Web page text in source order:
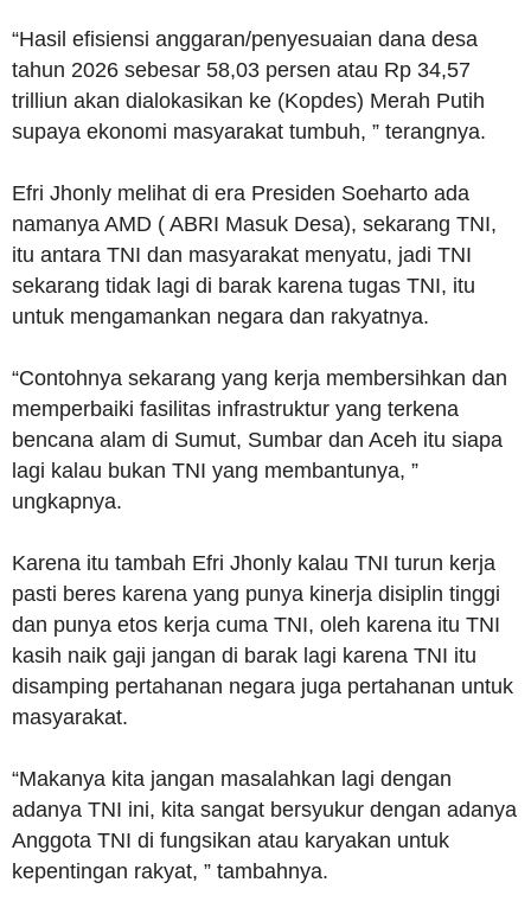
“Hasil efisiensi anggaran/penyesuaian dana desa
tahun 2026 sebesar 58,03 persen atau Rp 34,57
trilliun akan dialokasikan ke (Kopdes) Merah Putih
supaya ekonomi masyarakat tumbuh, ” terangnya.
Efri Jhonly melihat di era Presiden Soeharto ada
namanya AMD ( ABRI Masuk Desa), sekarang TNI,
itu antara TNI dan masyarakat menyatu, jadi TNI
sekarang tidak lagi di barak karena tugas TNI, itu
untuk mengamankan negara dan rakyatnya.
“Contohnya sekarang yang kerja membersihkan dan
memperbaiki fasilitas infrastruktur yang terkena
bencana alam di Sumut, Sumbar dan Aceh itu siapa
lagi kalau bukan TNI yang membantunya, ”
ungkapnya.
Karena itu tambah Efri Jhonly kalau TNI turun kerja
pasti beres karena yang punya kinerja disiplin tinggi
dan punya etos kerja cuma TNI, oleh karena itu TNI
kasih naik gaji jangan di barak lagi karena TNI itu
disamping pertahanan negara juga pertahanan untuk
masyarakat.
“Makanya kita jangan masalahkan lagi dengan
adanya TNI ini, kita sangat bersyukur dengan adanya
Anggota TNI di fungsikan atau karyakan untuk
kepentingan rakyat, ” tambahnya.